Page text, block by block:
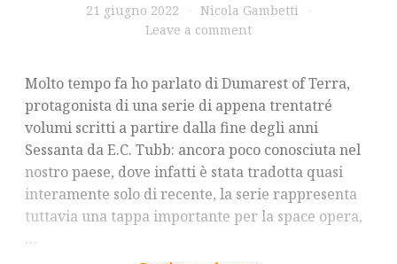
21 giugno 2022
Nicola Gambetti
Leave a comment
Molto tempo fa ho parlato di Dumarest of Terra,
protagonista di una serie di appena trentatré
volumi scritti a partire dalla fine degli anni
Sessanta da E.C. Tubb: ancora poco conosciuta nel
nostro paese, dove infatti è stata tradotta quasi
interamente solo di recente, la serie rappresenta
tuttavia una tappa importante per la space opera,
…